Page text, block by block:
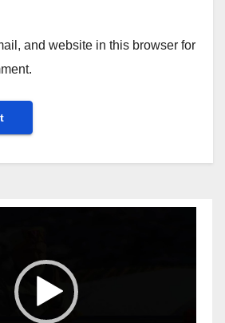
and website in this browser for